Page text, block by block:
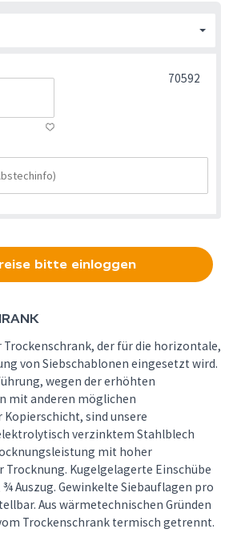
70592
bitte einloggen
der für die horizontale,
von Siebschablonen eingesetzt wird.
wegen der erhöhten
mit anderen möglichen
Kopierschicht, sind unsere
verzinktem Stahlblech
mit hoher
Trocknung. Kugelgelagerte Einschübe
Auszug. Gewinkelte Siebauflagen pro
Aus wärmetechnischen Gründen
Trockenschrank termisch getrennt.